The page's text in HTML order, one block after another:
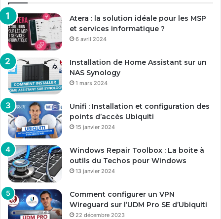
Atera : la solution idéale pour les MSP
et services informatique ?
6 avril 2024
Installation de Home Assistant sur un
NAS Synology
1 mars 2024
Unifi : Installation et configuration des
points d’accès Ubiquiti
15 janvier 2024
Windows Repair Toolbox : La boite à
outils du Techos pour Windows
13 janvier 2024
Comment configurer un VPN
Wireguard sur l’UDM Pro SE d’Ubiquiti
22 décembre 2023